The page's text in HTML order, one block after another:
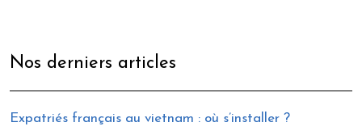
Nos derniers articles
Expatriés français au vietnam : où s’installer ?